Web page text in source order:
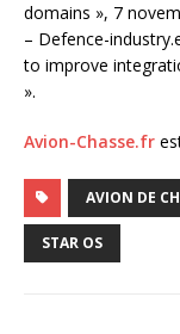
domains », 7
– Defence-
to improve
».
Avion-Chasse.fr
AVION DE
STAR OS